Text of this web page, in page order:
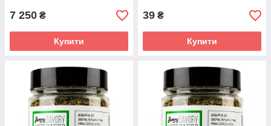
7 250 ₴
Купити
39 ₴
Купити